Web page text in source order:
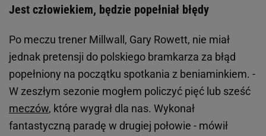
Jest człowiekiem, będzie popełniał błędy
Po meczu trener Millwall, Gary Rowett, nie miał
jednak pretensji do polskiego bramkarza za błąd
popełniony na początku spotkania z beniaminkiem. -
W zeszłym sezonie mogłem policzyć pięć lub sześć
meczów, które wygrał dla nas. Wykonał
fantastyczną paradę w drugiej połowie - mówił